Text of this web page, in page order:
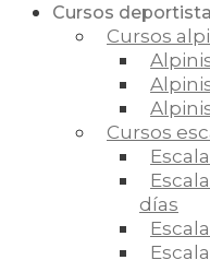
Cursos
Cursos
Cursos
días